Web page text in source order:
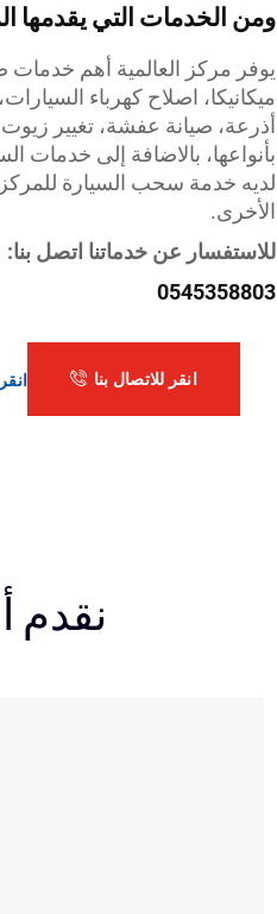
ومن الخدمات التي يقدمها
يوفر مركز العالمية أهم خدمات
ميكانيكا، اصلاح كهرباء
أذرعة، صيانة عفشة، تغيير
بأنواعها، بالاضافة إلى خدمات
لديه خدمة سحب السيارة
الأخرى.
للاستفسار عن خدماتنا اتصل بنا:
0545358803
انقر للاتصال بنا
نقدم